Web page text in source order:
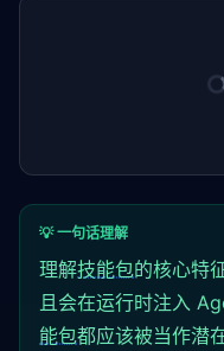
💡 一句话理解
理解技能包的核心特
且会在运行时注入
能包都应该被当作潜